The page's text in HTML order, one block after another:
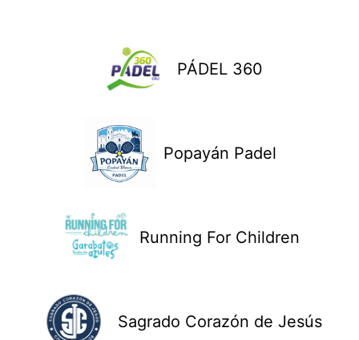
PÁDEL 360
Popayán Padel
Running For Children
Sagrado Corazón de Jesús